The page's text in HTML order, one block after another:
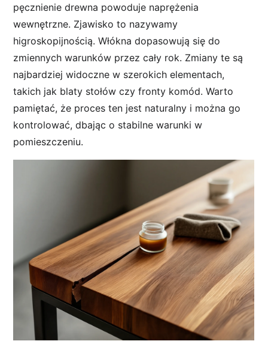
pęcznienie drewna powoduje naprężenia
wewnętrzne. Zjawisko to nazywamy
higroskopijnością. Włókna dopasowują się do
zmiennych warunków przez cały rok. Zmiany te są
najbardziej widoczne w szerokich elementach,
takich jak blaty stołów czy fronty komód. Warto
pamiętać, że proces ten jest naturalny i można go
kontrolować, dbając o stabilne warunki w
pomieszczeniu.